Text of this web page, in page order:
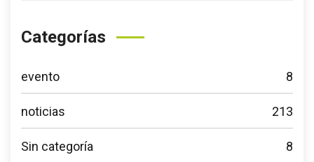
Categorías
evento 8
noticias 213
Sin categoría 8